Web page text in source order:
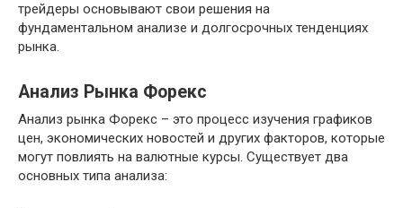
трейдеры основывают свои решения на
фундаментальном анализе и долгосрочных тенденциях
рынка.
Анализ Рынка Форекс
Анализ рынка Форекс – это процесс изучения графиков
цен, экономических новостей и других факторов, которые
могут повлиять на валютные курсы. Существует два
основных типа анализа: